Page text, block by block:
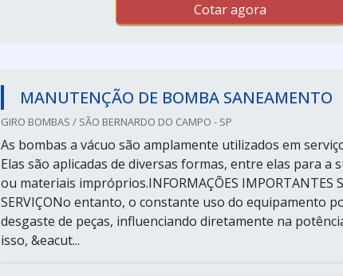
Cotar agora
MANUTENÇÃO DE BOMBA SANEAMENTO
GIRO BOMBAS / SÃO BERNARDO DO CAMPO - SP
As bombas a vácuo são amplamente utilizados em
Elas são aplicadas de diversas formas, entre elas para a
ou materiais impróprios.INFORMAÇÕES IMPORTANTES
SERVIÇONo entanto, o constante uso do equipamento
desgaste de peças, influenciando diretamente na
isso, &eacut...